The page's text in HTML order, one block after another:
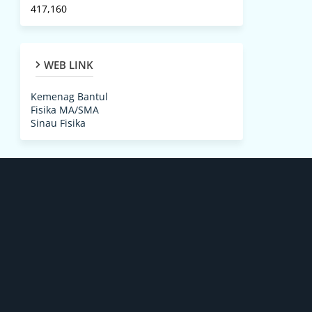
417,160
WEB LINK
Kemenag Bantul
Fisika MA/SMA
Sinau Fisika